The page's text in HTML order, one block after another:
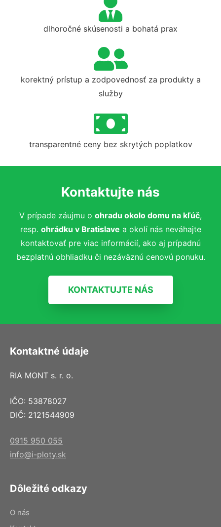
dlhoročné skúsenosti a bohatá prax
korektný prístup a zodpovednosť za produkty a
služby
transparentné ceny bez skrytých poplatkov
Kontaktujte nás
V prípade záujmu o ohradu okolo domu na kľúč,
resp. ohrádku v Bratislave a okolí nás neváhajte
kontaktovať pre viac informácií, ako aj prípadnú
bezplatnú obhliadku či nezáväznú cenovú ponuku.
KONTAKTUJTE NÁS
Kontaktné údaje
RIA MONT s. r. o.
IČO: 53878027
DIČ: 2121544909
0915 950 055
info@i-ploty.sk
Dôležité odkazy
O nás